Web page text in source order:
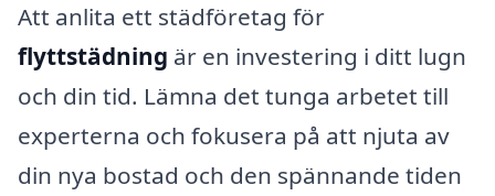
Att anlita ett städföretag för
flyttstädning är en investering i ditt lugn
och din tid. Lämna det tunga arbetet till
experterna och fokusera på att njuta av
din nya bostad och den spännande tiden